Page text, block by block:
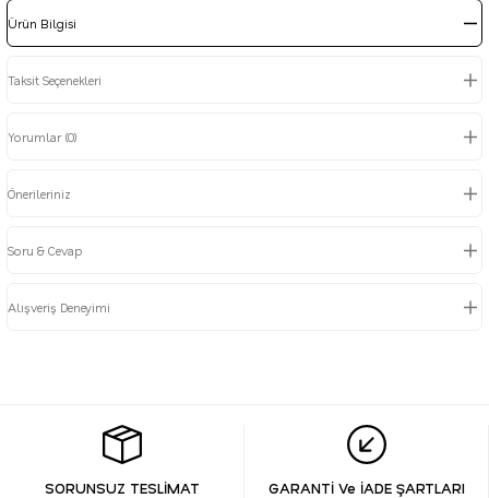
Ürün Bilgisi
Taksit Seçenekleri
Yorumlar (0)
Önerileriniz
Soru & Cevap
Alışveriş Deneyimi
SORUNSUZ TESLİMAT GARANTİ Ve İADE ŞARTLARI